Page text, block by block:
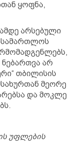
ყოფნა,
არსებული
ნებართვა არ
თბილისის
მეორე
და მოკლე
უფლების